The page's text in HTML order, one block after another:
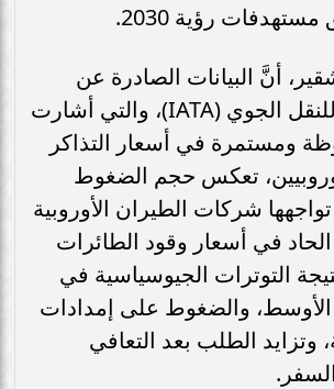
رؤية 2030.
أنَّ البيانات الصادرة عن
الاتحاد الدولي للنقل الجوي (IATA)، والتي أشارت
ومستمرة في أسعار التذاكر
تعكس حجم الضغوط
تواجهها شركات الطيران الأوروبية
في أسعار وقود الطائرات
التوترات الجيوسياسية في
والضغوط على إمدادات
وتزايد الطلب بعد التعافي